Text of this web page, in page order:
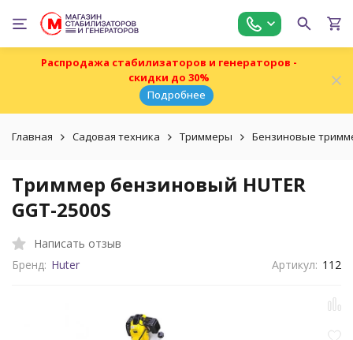
Распродажа стабилизаторов и генераторов -
скидки до 30%
Подробнее
Главная Садовая техника Триммеры Бензиновые
Триммер бензиновый HUTER
GGT-2500S
Написать отзыв
Бренд: Huter Артикул: 112